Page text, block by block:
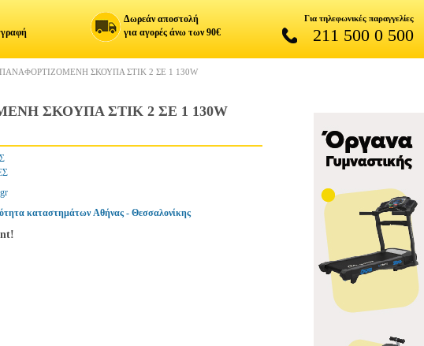
Δωρεάν αποστολή
για αγορές άνω των 90€
Για τηλεφωνικές παραγγελίες
211 500 0 500
ΣΚΟΥΠΑ ΣΤΙΚ 2 ΣΕ 1 130W
ΣΚΟΥΠΑ ΣΤΙΚ 2 ΣΕ 1 130W
καταστημάτων Αθήνας - Θεσσαλονίκης